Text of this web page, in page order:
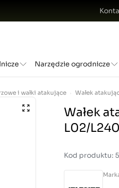
Narzędzie ogrodnicze
i wałki atakujące
Wałek
L02/
Kod produktu: